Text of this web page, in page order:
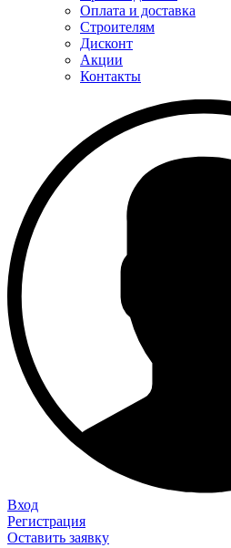
Оплата и доставка
Строителям
Дисконт
Акции
Контакты
Вход
Регистрация
Оставить заявку